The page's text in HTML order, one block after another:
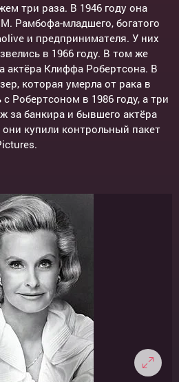
три раза. В 1946 году она
Рамбофа-младшего, богатого
и предпринимателя. У них
в 1966 году. В том же
актёра Клиффа Робертсона. В
которая умерла от рака в
с Робертсоном в 1986 году, а три
за банкира и бывшего актёра
они купили контрольный пакет